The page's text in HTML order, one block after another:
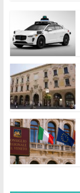
e
b
o
o
k
itt
er